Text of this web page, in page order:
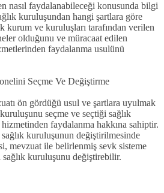
nasıl faydalanabileceği konusunda bilgi
kuruluşundan hangi şartlara göre
kurum ve kuruluşları tarafından verilen
olduğunu ve müracaat edilen
faydalanma usulünü
Seçme Ve Değiştirme
ön gördüğü usul ve şartlara uyulmak
seçme ve seçtiği sağlık
faydalanma hakkına sahiptir.
kuruluşunun değiştirilmesinde
mevzuat ile belirlenmiş sevk sisteme
kuruluşunu değiştirebilir.